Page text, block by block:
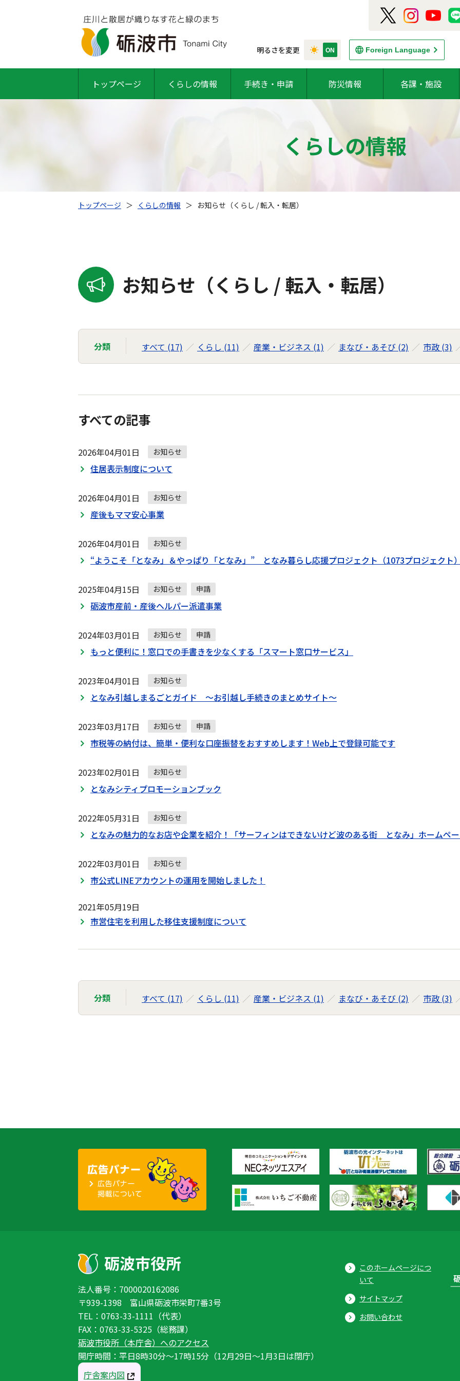
明るさを変更 Foreign Language
トップページ くらしの情報 手続き・申請 防災情報 各課・施設
くらしの情報
トップページ ＞ くらしの情報 ＞ お知らせ（くらし / 転入・転居）
お知らせ（くらし / 転入・転居）
分類 すべて (17) くらし (11) 産業・ビジネス (1) まなび・あそび (2) 市政 (3)
すべての記事
2026年04月01日 お知らせ
住居表示制度について
2026年04月01日 お知らせ
産後もママ安心事業
2026年04月01日 お知らせ
“ようこそ「となみ」＆やっぱり「となみ」” となみ暮らし応援プロジェクト（1073プロジェクト
2025年04月15日 お知らせ 申請
砺波市産前・産後ヘルパー派遣事業
2024年03月01日 お知らせ 申請
もっと便利に！窓口での手書きを少なくする「スマート窓口サービス」
2023年04月01日 お知らせ
となみ引越しまるごとガイド ～お引越し手続きのまとめサイト～
2023年03月17日 お知らせ 申請
市税等の納付は、簡単・便利な口座振替をおすすめします！Web上で登録可能です
2023年02月01日 お知らせ
となみシティプロモーションブック
2022年05月31日 お知らせ
となみの魅力的なお店や企業を紹介！「サーフィンはできないけど波のある街 となみ」ホームペ
2022年03月01日 お知らせ
市公式LINEアカウントの運用を開始しました！
2021年05月19日
市営住宅を利用した移住支援制度について
分類 すべて (17) くらし (11) 産業・ビジネス (1) まなび・あそび (2) 市政 (3)
法人番号：7000020162086
〒939-1398 富山県砺波市栄町7番3号
TEL：0763-33-1111（代表）
FAX：0763-33-5325（総務課）
砺波市役所（本庁舎）へのアクセス
開庁時間：平日8時30分〜17時15分（12月29日〜1月3日は閉庁）
庁舎案内図
このホームページにつ
いて
サイトマップ
お問い合わせ